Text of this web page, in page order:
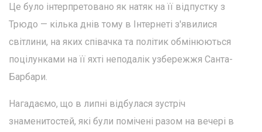
Це було інтерпретовано як натяк на її відпустку з
Трюдо — кілька днів тому в Інтернеті з'явилися
світлини, на яких співачка та політик обмінюються
поцілунками на її яхті неподалік узбережжя Санта-
Барбари.
Нагадаємо, що в липні відбулася зустріч
знаменитостей, які були помічені разом на вечері в